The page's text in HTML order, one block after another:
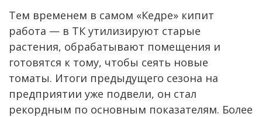
Тем временем в самом «Кедре» кипит
работа — в ТК утилизируют старые
растения, обрабатывают помещения и
готовятся к тому, чтобы сеять новые
томаты. Итоги предыдущего сезона на
предприятии уже подвели, он стал
рекордным по основным показателям. Более